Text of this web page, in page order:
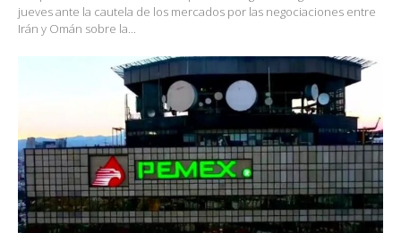
jueves ante la cautela de los mercados por las negociaciones entre
Irán y Omán sobre la...